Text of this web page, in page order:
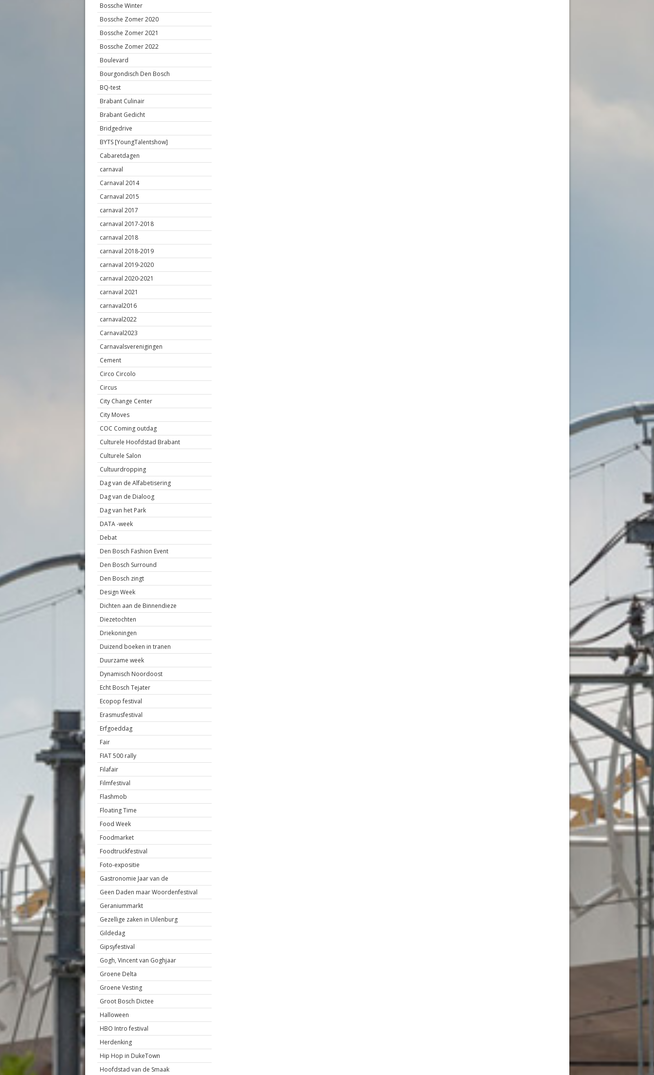
Bossche Winter
Bossche Zomer 2020
Bossche Zomer 2021
Bossche Zomer 2022
Boulevard
Bourgondisch Den Bosch
BQ-test
Brabant Culinair
Brabant Gedicht
Bridgedrive
BYTS [YoungTalentshow]
Cabaretdagen
carnaval
Carnaval 2014
Carnaval 2015
carnaval 2017
carnaval 2017-2018
carnaval 2018
carnaval 2018-2019
carnaval 2019-2020
carnaval 2020-2021
carnaval 2021
carnaval2016
carnaval2022
Carnaval2023
Carnavalsverenigingen
Cement
Circo Circolo
Circus
City Change Center
City Moves
COC Coming outdag
Culturele Hoofdstad Brabant
Culturele Salon
Cultuurdropping
Dag van de Alfabetisering
Dag van de Dialoog
Dag van het Park
DATA -week
Debat
Den Bosch Fashion Event
Den Bosch Surround
Den Bosch zingt
Design Week
Dichten aan de Binnendieze
Diezetochten
Driekoningen
Duizend boeken in tranen
Duurzame week
Dynamisch Noordoost
Echt Bosch Tejater
Ecopop festival
Erasmusfestival
Erfgoeddag
Fair
FIAT 500 rally
Filafair
Filmfestival
Flashmob
Floating Time
Food Week
Foodmarket
Foodtruckfestival
Foto-expositie
Gastronomie Jaar van de
Geen Daden maar Woordenfestival
Geraniummarkt
Gezellige zaken in Uilenburg
Gildedag
Gipsyfestival
Gogh, Vincent van Goghjaar
Groene Delta
Groene Vesting
Groot Bosch Dictee
Halloween
HBO Intro festival
Herdenking
Hip Hop in DukeTown
Hoofdstad van de Smaak